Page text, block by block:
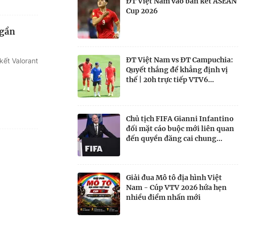
Valorant
Cup 2026
ĐT Việt Nam vs ĐT Campuchia:
Quyết thắng để khẳng định vị
thế | 20h trực tiếp VTV6...
Chủ tịch FIFA Gianni Infantino
đối mặt cáo buộc mới liên quan
đến quyền đăng cai chung...
Giải đua Mô tô địa hình Việt
Nam - Cúp VTV 2026 hứa hẹn
nhiều điểm nhấn mới